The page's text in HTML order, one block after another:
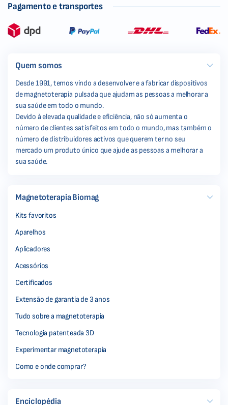
Pagamento e transportes
Quem somos
Desde 1991, temos vindo a desenvolver e a fabricar dispositivos
de magnetoterapia pulsada que ajudam as pessoas a melhorar a
sua saúde em todo o mundo.
Devido à elevada qualidade e eficiência, não só aumenta o
número de clientes satisfeitos em todo o mundo, mas também o
número de distribuidores activos que querem ter no seu
mercado um produto único que ajude as pessoas a melhorar a
sua saúde.
Magnetoterapia Biomag
Kits favoritos
Aparelhos
Aplicadores
Acessórios
Certificados
Extensão de garantia de 3 anos
Tudo sobre a magnetoterapia
Tecnologia patenteada 3D
Experimentar magnetoterapia
Como e onde comprar?
Enciclopédia